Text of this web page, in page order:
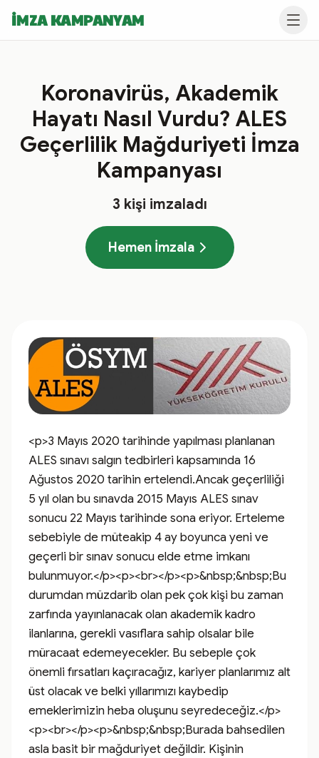
İMZA KAMPANYAM
Koronavirüs, Akademik
Hayatı Nasıl Vurdu? ALES
Geçerlilik Mağduriyeti İmza
Kampanyası
3 kişi imzaladı
Hemen İmzala
<p>3 Mayıs 2020 tarihinde yapılması planlanan
ALES sınavı salgın tedbirleri kapsamında 16
Ağustos 2020 tarihin ertelendi.Ancak geçerliliği
5 yıl olan bu sınavda 2015 Mayıs ALES sınav
sonucu 22 Mayıs tarihinde sona eriyor. Erteleme
sebebiyle de müteakip 4 ay boyunca yeni ve
geçerli bir sınav sonucu elde etme imkanı
bulunmuyor.</p><p><br></p><p>&nbsp;&nbsp;Bu
durumdan müzdarib olan pek çok kişi bu zaman
zarfında yayınlanacak olan akademik kadro
ilanlarına, gerekli vasıflara sahip olsalar bile
müracaat edemeyecekler. Bu sebeple çok
önemli fırsatları kaçıracağız, kariyer planlarımız alt
üst olacak ve belki yıllarımızı kaybedip
emeklerimizin heba oluşunu seyredeceğiz.</p>
<p><br></p><p>&nbsp;&nbsp;Burada bahsedilen
asla basit bir mağduriyet değildir. Kişinin